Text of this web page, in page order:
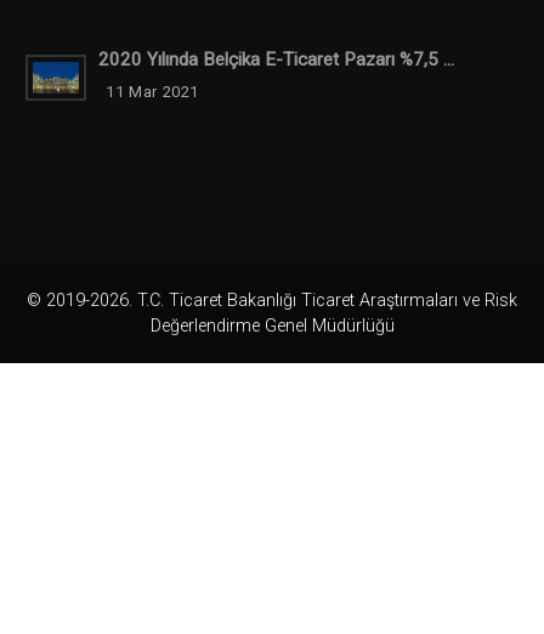
2020 Yılında Belçika E-Ticaret Pazarı %7,5 ...
11 Mar 2021
© 2019-2026. T.C. Ticaret Bakanlığı Ticaret Araştırmaları ve Risk
Değerlendirme Genel Müdürlüğü